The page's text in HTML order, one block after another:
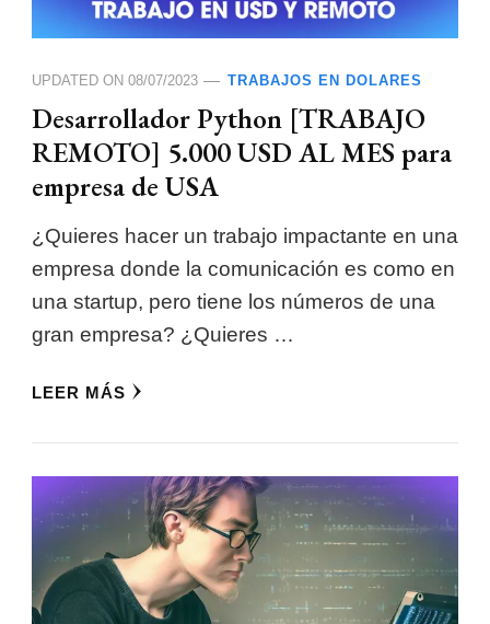
UPDATED ON 08/07/2023 TRABAJOS EN DOLARES
Desarrollador Python [TRABAJO
REMOTO] 5.000 USD AL MES para
empresa de USA
¿Quieres hacer un trabajo impactante en una
empresa donde la comunicación es como en
una startup, pero tiene los números de una
gran empresa? ¿Quieres …
LEER MÁS